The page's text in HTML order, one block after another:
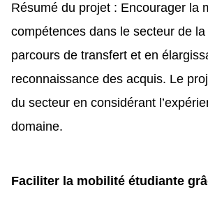
Résumé du projet : Encourager la
compétences dans le secteur de
parcours de transfert et en
reconnaissance des acquis. Le
du secteur en considérant
domaine.
Faciliter la mobilité étudiante